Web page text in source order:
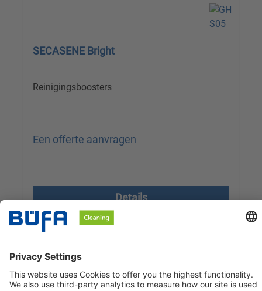
SECASENE Bright
Reinigingsboosters
Een offerte aanvragen
Details